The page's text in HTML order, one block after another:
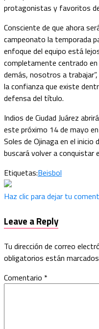
protagonistas y favoritos
Consciente de que ahora
campeonato la temporada
enfoque del equipo está
completamente centrado en
demás, nosotros a
la confianza que existe
defensa del título.
Indios de Ciudad Juárez
este próximo 14 de mayo
Soles de Ojinaga en el inicio
buscará volver a conquistar
Etiquetas:Beisbol
Haz clic para dejar tu
Leave a Reply
Tu dirección de correo
obligatorios están
Comentario *